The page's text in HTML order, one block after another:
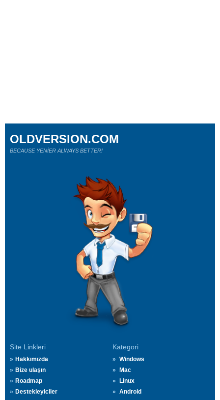
Site Linkleri
Hakkımızda
Bize ulaşın
Roadmap
Destekleyiciler
Kategori
Windows
Mac
Linux
Android
OLDVERSION.COM
BECAUSE YENİER ALWAYS BETTER!